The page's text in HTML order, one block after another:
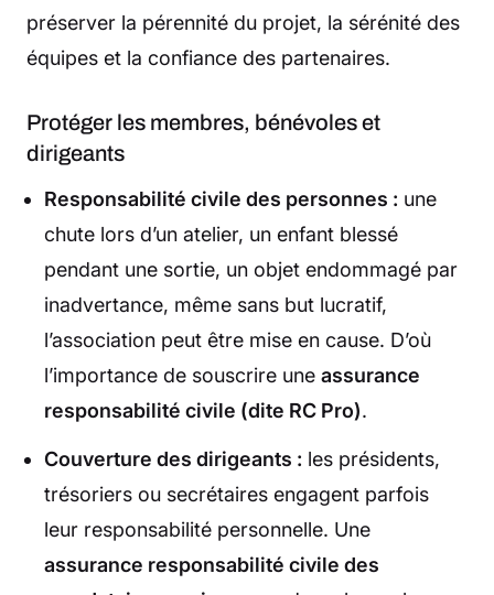
préserver la pérennité du projet, la sérénité des
équipes et la confiance des partenaires.
Protéger les membres, bénévoles et
dirigeants
Responsabilité civile des personnes : une
chute lors d’un atelier, un enfant blessé
pendant une sortie, un objet endommagé par
inadvertance, même sans but lucratif,
l’association peut être mise en cause. D’où
l’importance de souscrire une assurance
responsabilité civile (dite RC Pro).
Couverture des dirigeants : les présidents,
trésoriers ou secrétaires engagent parfois
leur responsabilité personnelle. Une
assurance responsabilité civile des